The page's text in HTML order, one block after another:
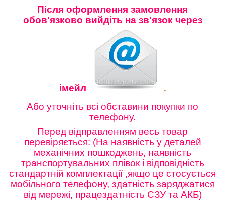
Після оформлення замовлення
обов'язково вийдіть на зв'язок через
імейл ,
Або уточніть всі обставини покупки по
телефону.
Перед відправленням весь товар
перевіряється: (На наявність у деталей
механічних пошкоджень, наявність
транспортувальних плівок і відповідність
стандартній комплектації ,якщо це стосується
мобільного телефону, здатність заряджатися
від мережі, працездатність СЗУ та АКБ)